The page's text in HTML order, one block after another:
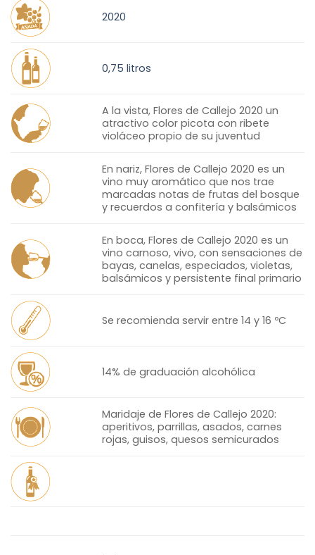
2020
0,75 litros
A la vista, Flores de Callejo 2020 un
atractivo color picota con ribete
violáceo propio de su juventud
En nariz, Flores de Callejo 2020 es un
vino muy aromático que nos trae
marcadas notas de frutas del bosque
y recuerdos a confitería y balsámicos
En boca, Flores de Callejo 2020 es un
vino carnoso, vivo, con sensaciones de
bayas, canelas, especiados, violetas,
balsámicos y persistente final primario
Se recomienda servir entre 14 y 16 ºC
14% de graduación alcohólica
Maridaje de Flores de Callejo 2020:
aperitivos, parrillas, asados, carnes
rojas, guisos, quesos semicurados